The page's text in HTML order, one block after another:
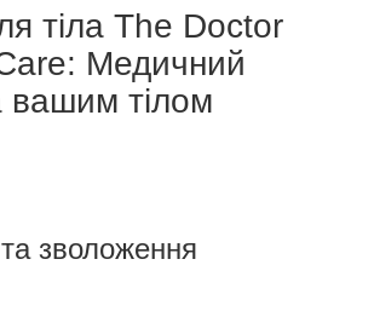
тіла The Doctor
Медичний
вашим тілом
зволоження